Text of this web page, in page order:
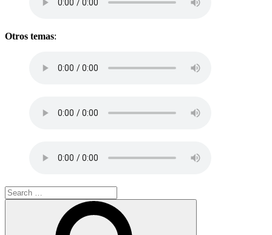
Otros temas:
Search
for: